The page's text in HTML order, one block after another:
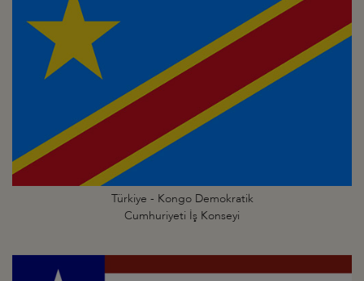
Türkiye - Kongo Demokratik
Cumhuriyeti İş Konseyi